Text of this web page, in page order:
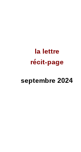
la lettre
récit-page
septembre 2024